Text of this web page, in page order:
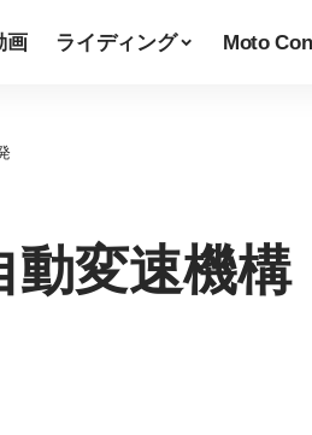
画 ライディング Moto
変速機構